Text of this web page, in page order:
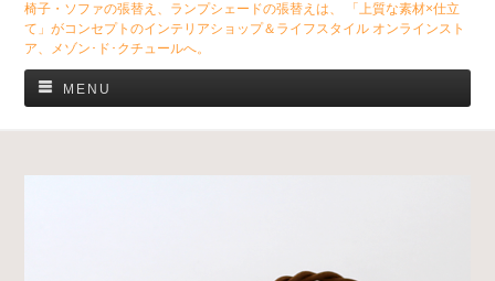
椅子・ソファの張替え、ランプシェードの張替えは、 「上質な素材×仕立
て」がコンセプトのインテリアショップ＆ライフスタイル オンラインスト
ア、メゾン･ド･クチュールへ。
MENU